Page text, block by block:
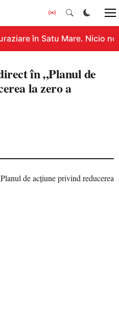
în Satu Mare. Nicio
în „Planul de
la zero a